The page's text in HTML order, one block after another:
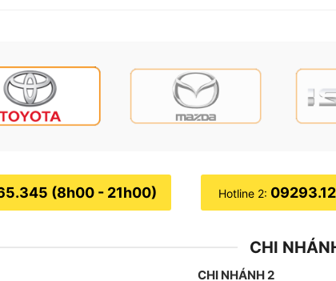
Bình ắc quy khô
(8h00 - 21h00) Hotline 2:
CHI
CHI NHÁNH 2